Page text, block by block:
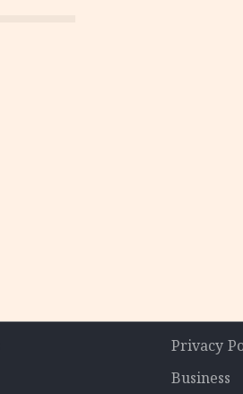
Privacy
Business